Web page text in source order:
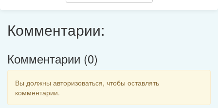
Комментарии:
Комментарии (0)
Вы должны авторизоваться, чтобы оставлять
комментарии.